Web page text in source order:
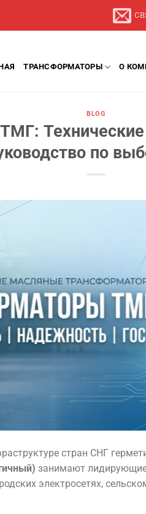
ТРАНСФОРМАТОРЫ О
BLOG
по
стран СНГ
занимают лидирующие
электросетях,